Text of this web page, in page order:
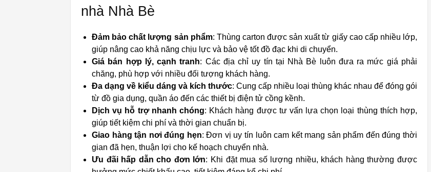
nhà Nhà Bè
Đảm bảo chất lượng sản phẩm: Thùng carton được sản xuất từ giấy cao cấp nhiều lớp,
giúp nâng cao khả năng chịu lực và bảo vệ tốt đồ đạc khi di chuyển.
Giá bán hợp lý, cạnh tranh: Các địa chỉ uy tín tại Nhà Bè luôn đưa ra mức giá phải
chăng, phù hợp với nhiều đối tượng khách hàng.
Đa dạng về kiểu dáng và kích thước: Cung cấp nhiều loại thùng khác nhau để đóng gói
từ đồ gia dụng, quần áo đến các thiết bị điện tử cồng kềnh.
Dịch vụ hỗ trợ nhanh chóng: Khách hàng được tư vấn lựa chọn loại thùng thích hợp,
giúp tiết kiệm chi phí và thời gian chuẩn bị.
Giao hàng tận nơi đúng hẹn: Đơn vị uy tín luôn cam kết mang sản phẩm đến đúng thời
gian đã hẹn, thuận lợi cho kế hoạch chuyển nhà.
Ưu đãi hấp dẫn cho đơn lớn: Khi đặt mua số lượng nhiều, khách hàng thường được